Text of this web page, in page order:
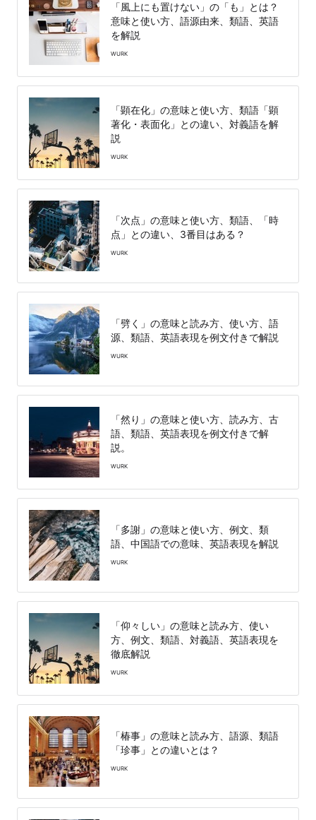
「風上にも置けない」の「も」とは？
意味と使い方、語源由来、類語、英語
を解説
WURK
「顕在化」の意味と使い方、類語「顕
著化・表面化」との違い、対義語を解
説
WURK
「次点」の意味と使い方、類語、「時
点」との違い、3番目はある？
WURK
「劈く」の意味と読み方、使い方、語
源、類語、英語表現を例文付きで解説
WURK
「然り」の意味と使い方、読み方、古
語、類語、英語表現を例文付きで解
説。
WURK
「多謝」の意味と使い方、例文、類
語、中国語での意味、英語表現を解説
WURK
「仰々しい」の意味と読み方、使い
方、例文、類語、対義語、英語表現を
徹底解説
WURK
「椿事」の意味と読み方、語源、類語
「珍事」との違いとは？
WURK